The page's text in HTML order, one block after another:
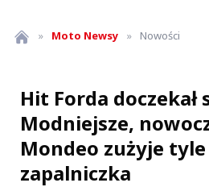
» Moto Newsy » Nowości
Hit Forda
Modniejsze,
Mondeo zużyje
zapalniczka